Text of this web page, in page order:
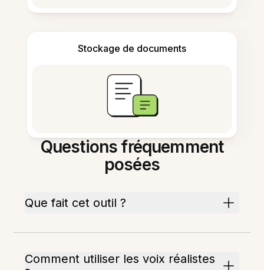
Stockage de documents
Questions fréquemment
posées
Que fait cet outil ?
Comment utiliser les voix réalistes